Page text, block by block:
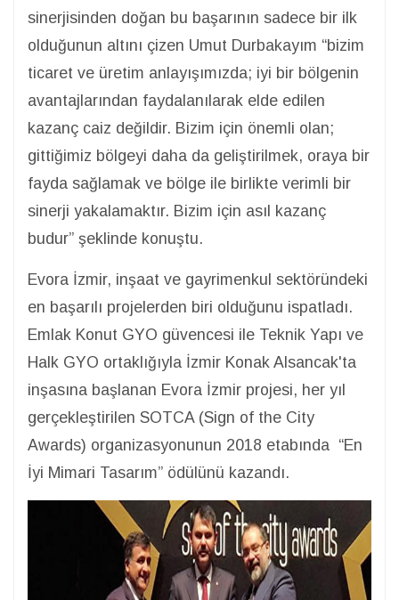
sinerjisinden doğan bu başarının sadece bir ilk
olduğunun altını çizen Umut Durbakayım “bizim
ticaret ve üretim anlayışımızda; iyi bir bölgenin
avantajlarından faydalanılarak elde edilen
kazanç caiz değildir. Bizim için önemli olan;
gittiğimiz bölgeyi daha da geliştirilmek, oraya bir
fayda sağlamak ve bölge ile birlikte verimli bir
sinerji yakalamaktır. Bizim için asıl kazanç
budur” şeklinde konuştu.
Evora İzmir, inşaat ve gayrimenkul sektöründeki
en başarılı projelerden biri olduğunu ispatladı.
Emlak Konut GYO güvencesi ile Teknik Yapı ve
Halk GYO ortaklığıyla İzmir Konak Alsancak'ta
inşasına başlanan Evora İzmir projesi, her yıl
gerçekleştirilen SOTCA (Sign of the City
Awards) organizasyonunun 2018 etabında “En
İyi Mimari Tasarım” ödülünü kazandı.